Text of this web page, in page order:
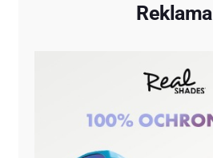
Reklama